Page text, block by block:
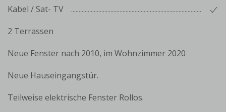
Kabel / Sat- TV
2 Terrassen
Neue Fenster nach 2010, im Wohnzimmer 2020
Neue Hauseingangstür.
Teilweise elektrische Fenster Rollos.